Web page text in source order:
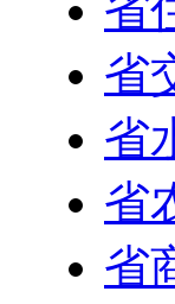
省
省
省
省
省